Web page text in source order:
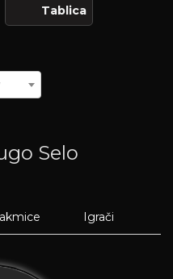
Tablica
Selo
Igrači